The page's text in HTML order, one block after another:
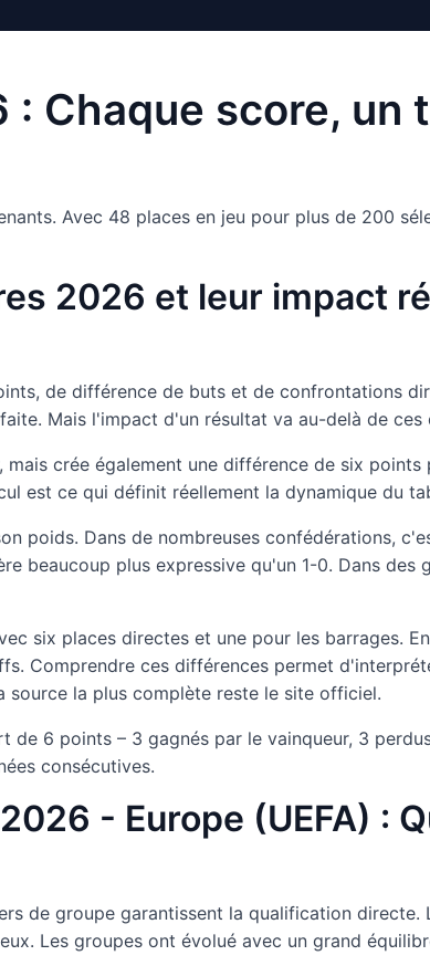
Chaque score, un
Avec 48 places en jeu pour plus de 200
2026 et leur impact
de différence de buts et de confrontations
Mais l'impact d'un résultat va au-delà de ces
crée également une différence de six
est ce qui définit réellement la dynamique du
poids. Dans de nombreuses confédérations,
beaucoup plus expressive qu'un 1-0. Dans des
six places directes et une pour les barrages.
Comprendre ces différences permet
source la plus complète reste le site officiel.
6 points – 3 gagnés par le vainqueur, 3
consécutives.
- Europe (UEFA) :
de groupe garantissent la qualification directe.
Les groupes ont évolué avec un grand